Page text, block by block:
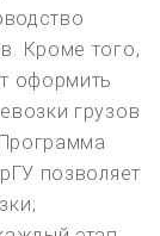
Кроме того,
оформить
грузов
позволяет